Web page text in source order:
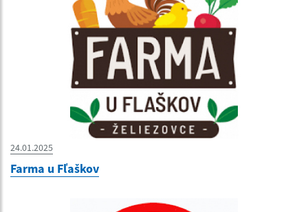
24.01.2025
Farma u Fľaškov